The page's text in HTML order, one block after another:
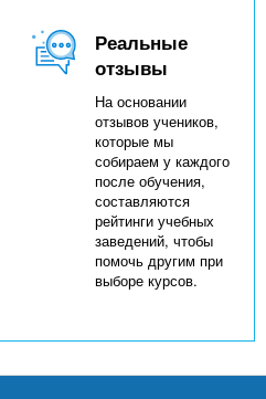
Реальные
отзывы
На основании
отзывов учеников,
которые мы
собираем у каждого
после обучения,
составляются
рейтинги учебных
заведений, чтобы
помочь другим при
выборе курсов.